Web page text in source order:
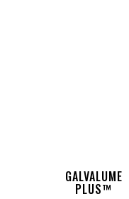
GALVALUME
PLUS™